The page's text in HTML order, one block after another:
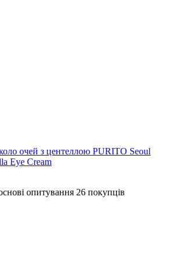
очей з центеллою PURITO Seoul
Eye Cream
опитування 26 покупців